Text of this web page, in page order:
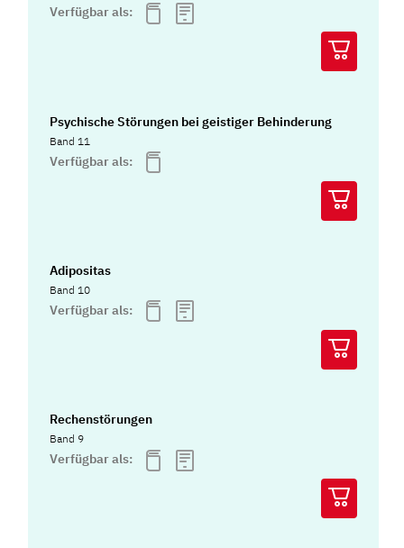
Verfügbar als:
Psychische Störungen bei geistiger Behinderung
Band 11
Verfügbar als:
Adipositas
Band 10
Verfügbar als:
Rechenstörungen
Band 9
Verfügbar als: